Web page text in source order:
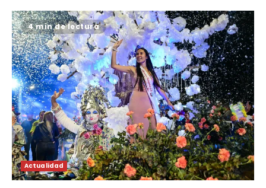
4 min de lectura
Actualidad